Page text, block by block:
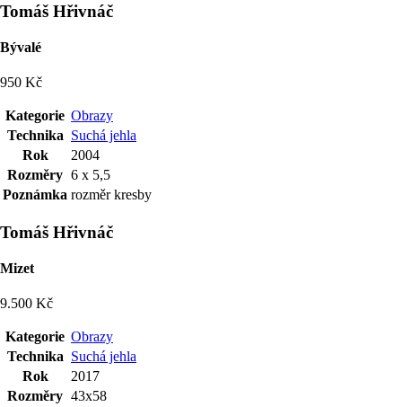
Tomáš Hřivnáč
Bývalé
950 Kč
Kategorie Obrazy
Technika Suchá jehla
Rok
2004
Rozměry 6 x 5,5
Poznámka rozměr kresby
Tomáš Hřivnáč
Mizet
9.500 Kč
Kategorie Obrazy
Technika Suchá jehla
Rok
2017
Rozměry 43x58